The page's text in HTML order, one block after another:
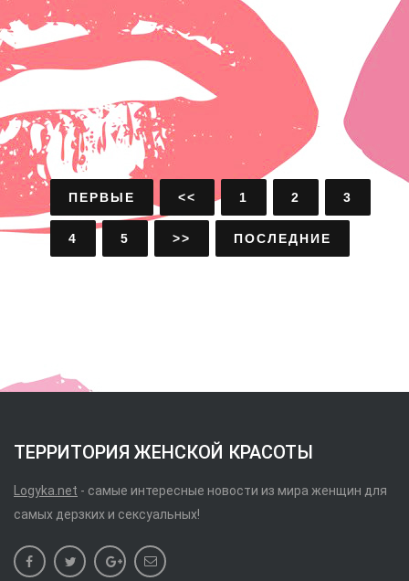
ПЕРВЫЕ << 1 2 3
4 5 >> ПОСЛЕДНИЕ
ТЕРРИТОРИЯ ЖЕНСКОЙ КРАСОТЫ
Logyka.net - самые интересные новости из мира женщин для
самых дерзких и сексуальных!